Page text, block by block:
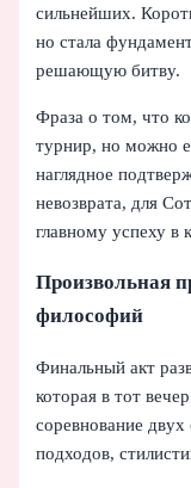
сильнейших.
но стала
решающую битву.
Фраза о том, что
турнир, но можно
наглядное
невозврата, для
главному успеху в
Произвольная
философий
Финальный акт
которая в тот
соревнование
подходов,